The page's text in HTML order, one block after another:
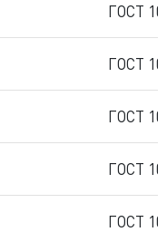
ГОСТ
ГОСТ
ГОСТ
ГОСТ
ГОСТ